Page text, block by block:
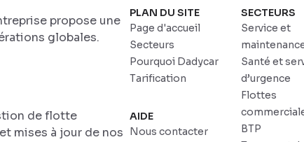
propose une
globales.
de flotte
mises à jour de nos
PLAN DU SITE
Page d'accueil
Secteurs
Pourquoi Dadycar
Tarification
AIDE
Nous contacter
SECTEURS
Service et
Santé et
d’urgence
Flottes
BTP